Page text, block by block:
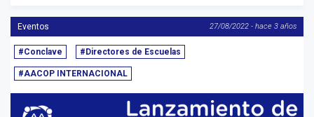
Eventos 27/08/2022 - hace 3 años
#Conclave #Directores de Escuelas
#AACOP INTERNACIONAL